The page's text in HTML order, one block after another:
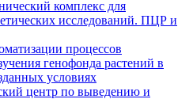
комплекс для
исследований. ПЦР и
процессов
генофонда растений в
условиях
центр по выведению и